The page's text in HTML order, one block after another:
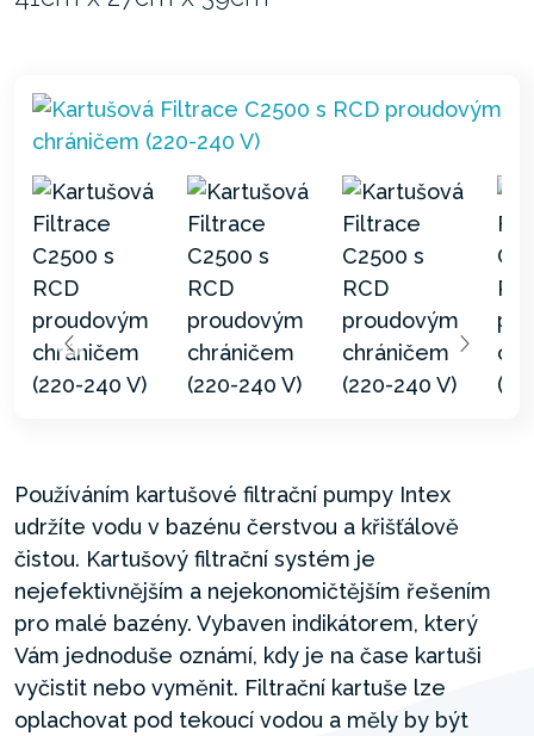
Používáním kartušové filtrační pumpy Intex
udržíte vodu v bazénu čerstvou a křišťálově
čistou. Kartušový filtrační systém je
nejefektivnějším a nejekonomičtějším řešením
pro malé bazény. Vybaven indikátorem, který
Vám jednoduše oznámí, kdy je na čase kartuši
vyčistit nebo vyměnit. Filtrační kartuše lze
oplachovat pod tekoucí vodou a měly by být